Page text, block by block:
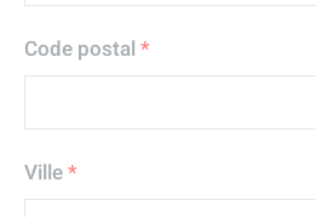
Code postal *
Ville*